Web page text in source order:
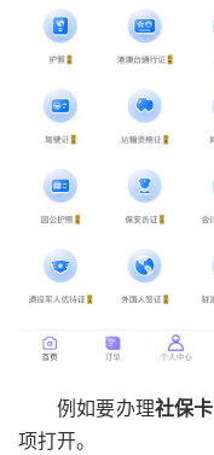
例如要办理社保卡
项打开。